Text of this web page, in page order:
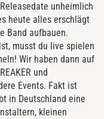
unheimlich
heute alles erschlägt
Band aufbauen.
musst du live spielen
Wir haben dann auf
und
Events. Fakt ist
in Deutschland eine
kleinen